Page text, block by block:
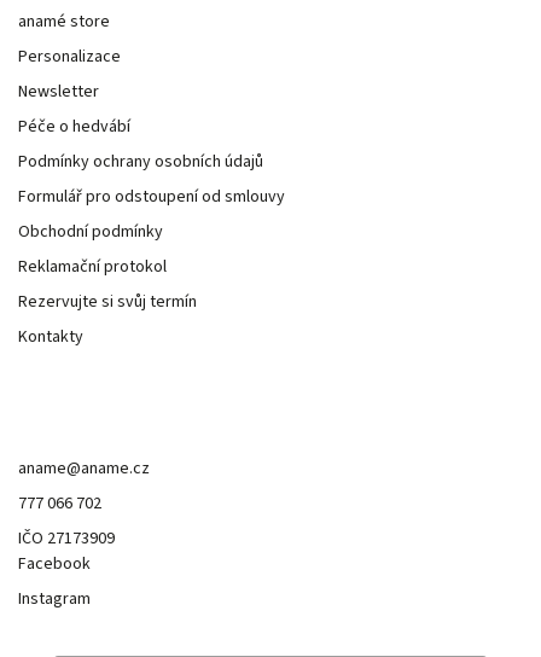
anamé store
Personalizace
Newsletter
Péče o hedvábí
Podmínky ochrany osobních údajů
Formulář pro odstoupení od smlouvy
Obchodní podmínky
Reklamační protokol
Rezervujte si svůj termín
Kontakty
aname@aname.cz
777 066 702
IČO 27173909
Facebook
Instagram